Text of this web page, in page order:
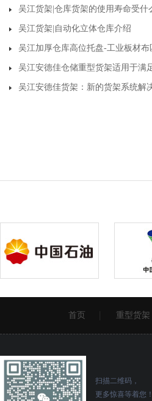
吴江货架|仓库货架的使用寿命受什
吴江货架|自动化立体仓库介绍
吴江加厚仓库高位托盘-工业板材布
吴江安德佳仓储重型货架适用于满
吴江安德佳货架：新的货架系统解
首页 重型货架
扫描二维码，
更多惊喜等着您！